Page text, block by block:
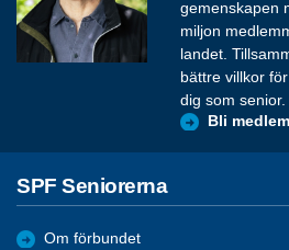
gemenskapen
miljon
landet.
bättre villkor
dig som senior.
Bli
SPF Seniorerna
Om förbundet